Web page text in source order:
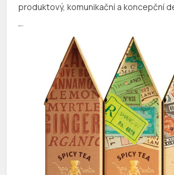
produktový, komunikační a koncepční